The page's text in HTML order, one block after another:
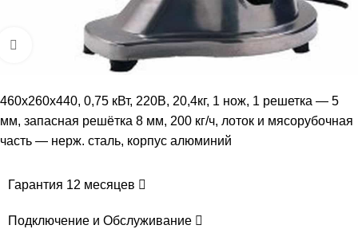
Увеличить
460x260x440, 0,75 кВт, 220В, 20,4кг, 1 нож, 1 решетка — 5
мм, запасная решётка 8 мм, 200 кг/ч, лоток и мясорубочная
часть — нерж. сталь, корпус алюминий
Гарантия 12 месяцев
Подключение и Обслуживание